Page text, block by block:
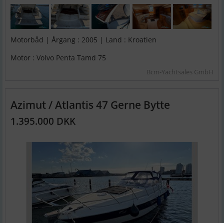
Motorbåd | Årgang : 2005 | Land : Kroatien
Motor : Volvo Penta Tamd 75
Bcm-Yachtsales GmbH
Azimut / Atlantis 47 Gerne Bytte
1.395.000 DKK